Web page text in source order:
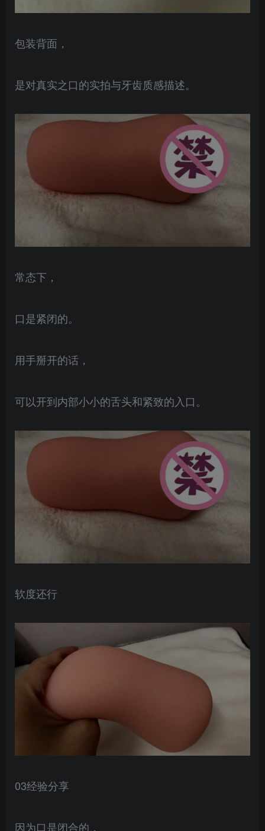
包装背面，
是对真实之口的实拍与牙齿质感描述。
常态下，
口是紧闭的。
用手掰开的话，
可以开到内部小小的舌头和紧致的入口。
软度还行
03经验分享
因为口是闭合的，